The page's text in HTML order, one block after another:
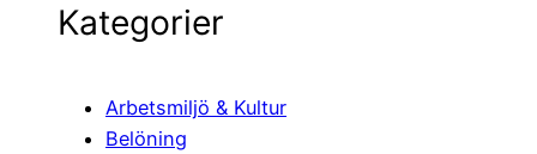
Kategorier
Arbetsmiljö & Kultur
Belöning